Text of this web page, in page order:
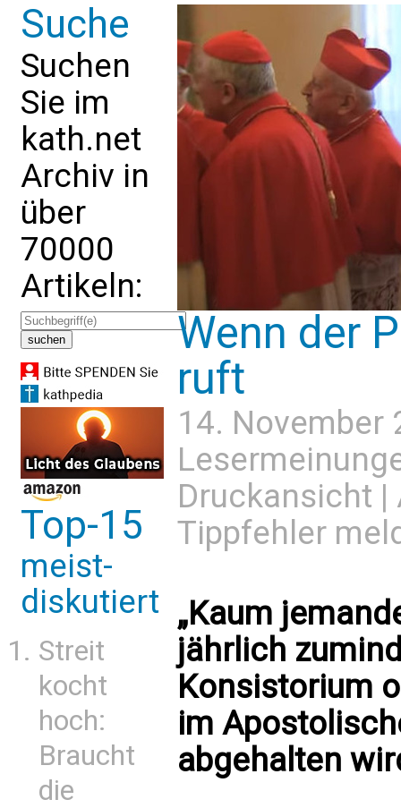
Suche
Suchen
Sie im
kath.net
Archiv in
über
70000
Artikeln:
Top-15
meist-
diskutiert
Streit
kocht
hoch:
Braucht
die
Wenn der
ruft
14. November
Druckansicht |
Tippfehler
„Kaum
jährlich
Konsistorium
im
abgehalten